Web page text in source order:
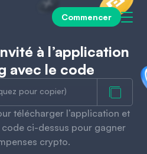
Commencer
à l’application
avec le code
pour copier)
télécharger l’application et
ci-dessus pour gagner
crypto.